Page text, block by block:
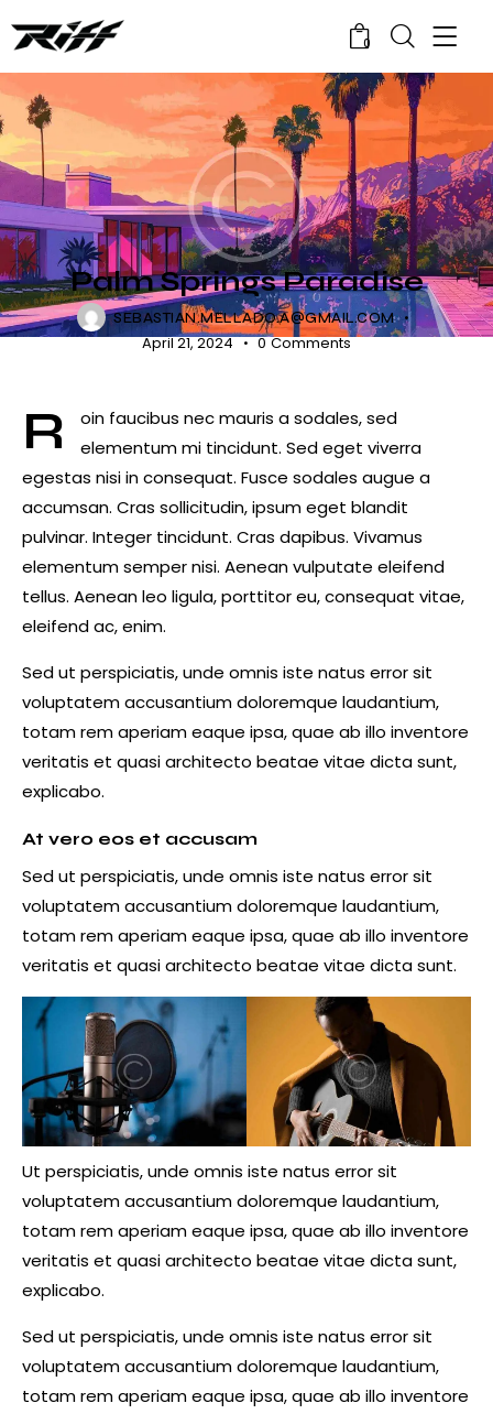
0
RELEASES
Palm Springs Paradise
SEBASTIAN.MELLADO.A@GMAIL.COM
April 21, 2024 0 Comments
R
oin faucibus nec mauris a sodales, sed
elementum mi tincidunt. Sed eget viverra
egestas nisi in consequat. Fusce sodales augue a
accumsan. Cras sollicitudin, ipsum eget blandit
pulvinar. Integer tincidunt. Cras dapibus. Vivamus
elementum semper nisi. Aenean vulputate eleifend
tellus. Aenean leo ligula, porttitor eu, consequat vitae,
eleifend ac, enim.
Sed ut perspiciatis, unde omnis iste natus error sit
voluptatem accusantium doloremque laudantium,
totam rem aperiam eaque ipsa, quae ab illo inventore
veritatis et quasi architecto beatae vitae dicta sunt,
explicabo.
At vero eos et accusam
Sed ut perspiciatis, unde omnis iste natus error sit
voluptatem accusantium doloremque laudantium,
totam rem aperiam eaque ipsa, quae ab illo inventore
veritatis et quasi architecto beatae vitae dicta sunt.
Ut perspiciatis, unde omnis iste natus error sit
voluptatem accusantium doloremque laudantium,
totam rem aperiam eaque ipsa, quae ab illo inventore
veritatis et quasi architecto beatae vitae dicta sunt,
explicabo.
Sed ut perspiciatis, unde omnis iste natus error sit
voluptatem accusantium doloremque laudantium,
totam rem aperiam eaque ipsa, quae ab illo inventore